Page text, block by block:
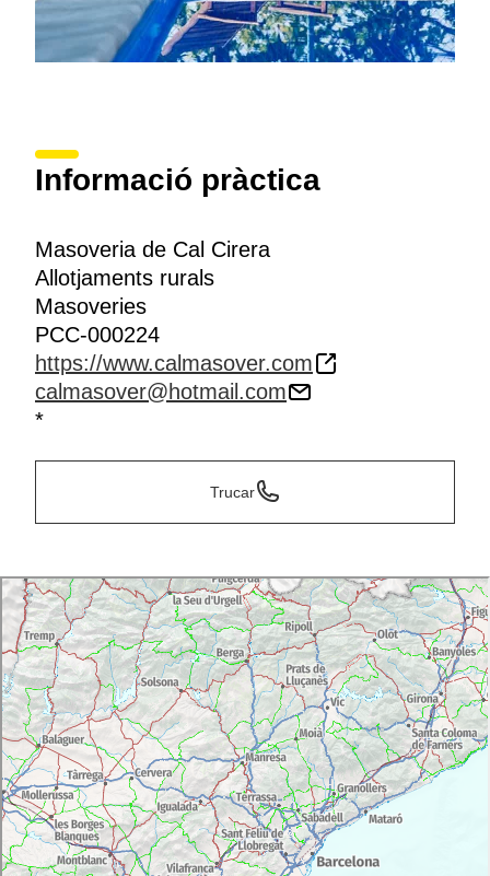
Informació pràctica
Masoveria de Cal Cirera
Allotjaments rurals
Masoveries
PCC-000224
https://www.calmasover.com
calmasover@hotmail.com
*
Trucar